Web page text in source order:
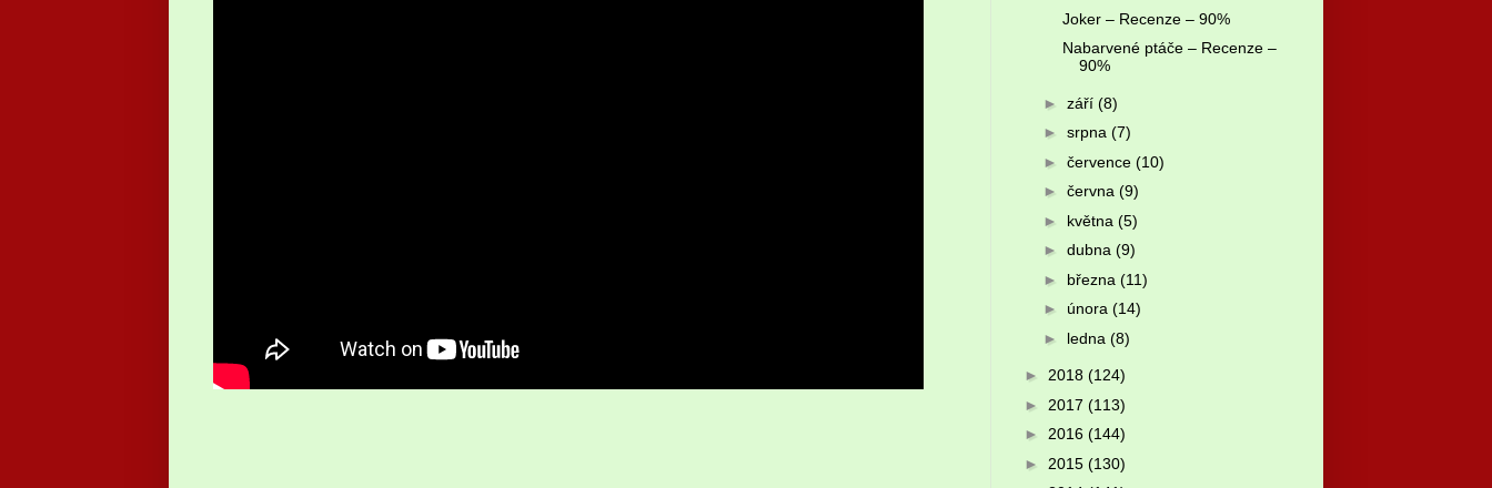
Joker – Recenze – 90%
Nabarvené ptáče – Recenze –
90%
► září (8)
► srpna (7)
► července (10)
► června (9)
► května (5)
► dubna (9)
► března (11)
► února (14)
► ledna (8)
► 2018 (124)
► 2017 (113)
► 2016 (144)
► 2015 (130)